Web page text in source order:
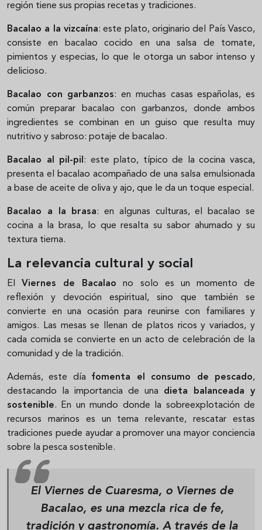
región tiene sus propias recetas y tradiciones.
Bacalao a la vizcaína: este plato, originario del País Vasco,
consiste en bacalao cocido en una salsa de tomate,
pimientos y especias, lo que le otorga un sabor intenso y
delicioso.
Bacalao con garbanzos: en muchas casas españolas, es
común preparar bacalao con garbanzos, donde ambos
ingredientes se combinan en un guiso que resulta muy
nutritivo y sabroso: potaje de bacalao.
Bacalao al pil-pil : este plato, típico de la cocina vasca,
presenta el bacalao acompañado de una salsa emulsionada
a base de aceite de oliva y ajo, que le da un toque especial.
Bacalao a la brasa: en algunas culturas, el bacalao se
cocina a la brasa, lo que resalta su sabor ahumado y su
textura tierna.
La relevancia cultural y social
El Viernes de Bacalao no solo es un momento de
reflexión y devoción espiritual, sino que también se
convierte en una ocasión para reunirse con familiares y
amigos. Las mesas se llenan de platos ricos y variados, y
cada comida se convierte en un acto de celebración de la
comunidad y de la tradición.
Además, este día fomenta el consumo de pescado,
destacando la importancia de una dieta balanceada y
sostenible. En un mundo donde la sobreexplotación de
recursos marinos es un tema relevante, rescatar estas
tradiciones puede ayudar a promover una mayor conciencia
sobre la pesca sostenible.
El Viernes de Cuaresma, o Viernes de
Bacalao, es una mezcla rica de fe,
tradición y gastronomía. A través de la